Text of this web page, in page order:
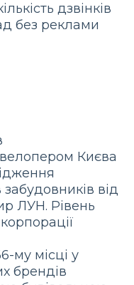
дзвінків
без реклами
Києва
забудовників від
ЛУН. Рівень
му місці у
брендів